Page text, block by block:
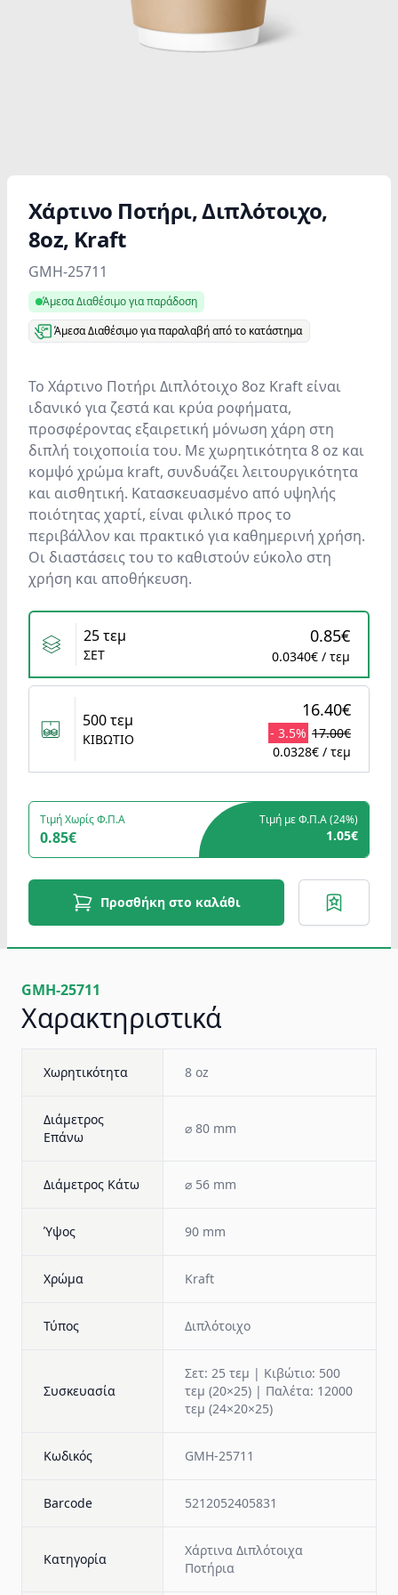
Χάρτινο Ποτήρι, Διπλότοιχο,
8oz, Kraft
Product information
GMH-25711
Άμεσα Διαθέσιμο για παράδοση
Άμεσα Διαθέσιμο για παραλαβή από το κατάστημα
Το Χάρτινο Ποτήρι Διπλότοιχο 8oz Kraft είναι
ιδανικό για ζεστά και κρύα ροφήματα,
προσφέροντας εξαιρετική μόνωση χάρη στη
διπλή τοιχοποιία του. Με χωρητικότητα 8 oz και
κομψό χρώμα kraft, συνδυάζει λειτουργικότητα
και αισθητική. Κατασκευασμένο από υψηλής
ποιότητας χαρτί, είναι φιλικό προς το
περιβάλλον και πρακτικό για καθημερινή χρήση.
Οι διαστάσεις του το καθιστούν εύκολο στη
χρήση και αποθήκευση.
Variants
25 τεμ
ΣΕΤ
0.85€
0.0340€ / τεμ
500 τεμ
ΚΙΒΩΤΙΟ
16.40€
- 3.5% 17.00€
0.0328€ / τεμ
Τιμή Χωρίς Φ.Π.Α
0.85€
Τιμή με Φ.Π.Α (24%)
1.05€
Προσθήκη στο καλάθι
GMH-25711
Χαρακτηριστικά
Χωρητικότητα 8 oz
Διάμετρος
Επάνω
⌀ 80 mm
Διάμετρος Κάτω ⌀ 56 mm
Ύψος 90 mm
Χρώμα Kraft
Τύπος Διπλότοιχο
Συσκευασία
Σετ: 25 τεμ | Κιβώτιο: 500
τεμ (20×25) | Παλέτα: 12000
τεμ (24×20×25)
Κωδικός GMH-25711
Barcode 5212052405831
Κατηγορία
Χάρτινα Διπλότοιχα
Ποτήρια